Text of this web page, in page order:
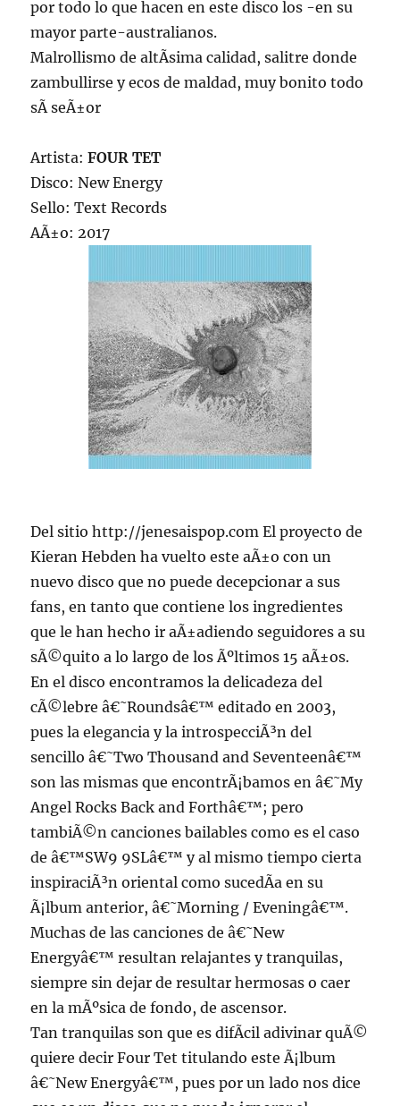
por todo lo que hacen en este disco los -en su
mayor parte-australianos.
Malrollismo de altÃ­sima calidad, salitre donde
zambullirse y ecos de maldad, muy bonito todo
sÃ­ seÃ±or
Artista:FOUR TET
Disco: New Energy
Sello: Text Records
AÃ±o: 2017
Del sitio http://jenesaispop.com El proyecto de
Kieran Hebden ha vuelto este aÃ±o con un
nuevo disco que no puede decepcionar a sus
fans, en tanto que contiene los ingredientes
que le han hecho ir aÃ±adiendo seguidores a su
sÃ©quito a lo largo de los Ãºltimos 15 aÃ±os.
En el disco encontramos la delicadeza del
cÃ©lebre â€˜Roundsâ€™ editado en 2003,
pues la elegancia y la introspecciÃ³n del
sencillo â€˜Two Thousand and Seventeenâ€™
son las mismas que encontrÃ¡bamos en â€˜My
Angel Rocks Back and Forthâ€™; pero
tambiÃ©n canciones bailables como es el caso
de â€™SW9 9SLâ€™ y al mismo tiempo cierta
inspiraciÃ³n oriental como sucedÃ­a en su
Ã¡lbum anterior, â€˜Morning / Eveningâ€™.
Muchas de las canciones de â€˜New
Energyâ€™ resultan relajantes y tranquilas,
siempre sin dejar de resultar hermosas o caer
en la mÃºsica de fondo, de ascensor.
Tan tranquilas son que es difÃ­cil adivinar quÃ©
quiere decir Four Tet titulando este Ã¡lbum
â€˜New Energyâ€™, pues por un lado nos dice